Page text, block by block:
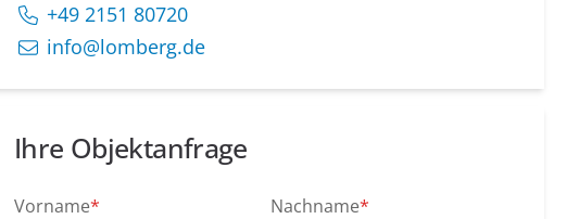
+49 2151 80720
info@lomberg.de
Ihre Objektanfrage
Vorname* Nachname*